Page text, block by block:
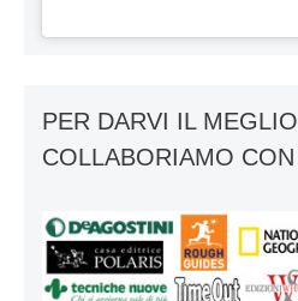
PER DARVI IL MEGLIO
COLLABORIAMO CON